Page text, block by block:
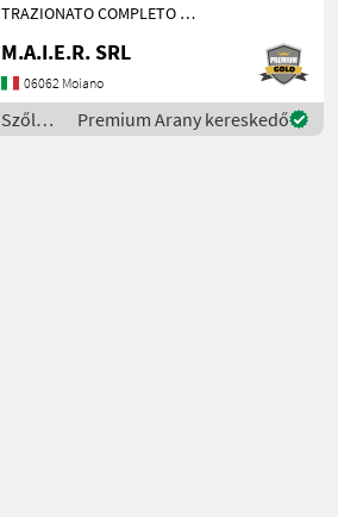
TRAZIONATO COMPLETO DI
ALLINEAMENTO
AUTOMATICO E GUIDA
AUTONOMA CON ASTE
SCAVALLANTI PER 6
M.A.I.E.R. SRL
06062 Moiano
Szőlészeti
gépek /
Premium Arany kereskedő